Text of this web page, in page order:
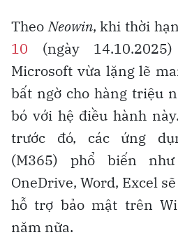
TheoNeowin, khi thời
10 (ngày
Microsoft vừa lặng lẽ
bất ngờ cho hàng triệu
bó với hệ điều hành
trước đó, các ứng
(M365) phổ biến như
OneDrive, Word, Excel
hỗ trợ bảo mật trên
năm nữa.